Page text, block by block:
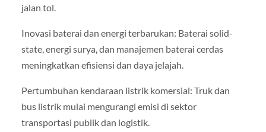
jalan tol.
Inovasi baterai dan energi terbarukan: Baterai solid-
state, energi surya, dan manajemen baterai cerdas
meningkatkan efisiensi dan daya jelajah.
Pertumbuhan kendaraan listrik komersial: Truk dan
bus listrik mulai mengurangi emisi di sektor
transportasi publik dan logistik.